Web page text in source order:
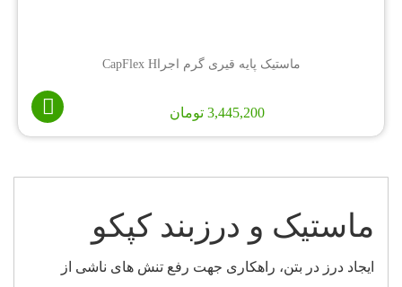
ماستیک پایه قیری گرم اجراCapFlex H
3,445,200 تومان
ماستیک و درزبند کپکو
ایجاد درز در بتن، راهکاری جهت رفع تنش های ناشی از